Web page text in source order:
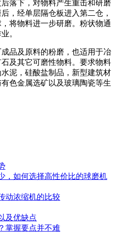
落下，对物料产生重击和研磨
，经单层隔仓板进入第二仓，
将物料进一步研磨。粉状物通
。
品及原料的粉磨，也适用于冶
及其它可磨性物料。要求物料
泥，硅酸盐制品，新型建筑材
色金属选矿以及玻璃陶瓷等生
，如何选择高性价比的球磨机
动浓缩机的比较
及优缺点
掌握要点并不难